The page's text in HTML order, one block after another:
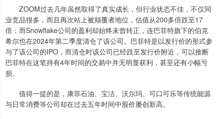
ZOOM过去几年虽然取得了真实成长，但行业状态不佳，不仅同
业竞品很多，而且再次站上被颠覆者地位，估值从200多倍跌至17
倍；而Snowflake公司的盈利却始终未曾转正，连巴菲特旗下的伯克
希尔也在2024年第二季度清仓了该公司。巴菲特是以发行价的形式参
与了该公司的IPO，而清仓时该公司已经跌至发行价附近，可以推断
巴菲特在这笔持有4年时间的交易中并无明显获利，甚至还有小幅亏
损。
值得一提的是，康菲石油、宝洁、沃尔玛、可口可乐等传统能源
与日常消费等公司却在过去五年时间中股价屡创新高。